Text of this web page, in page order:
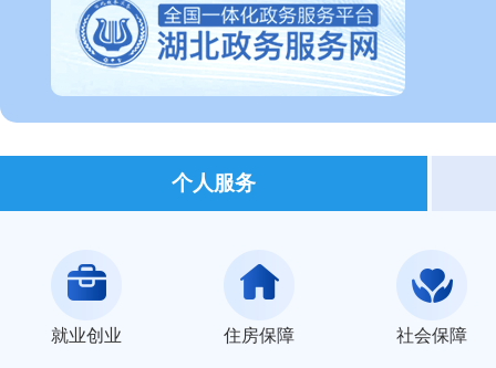
个人服务
就业创业 住房保障 社会保障